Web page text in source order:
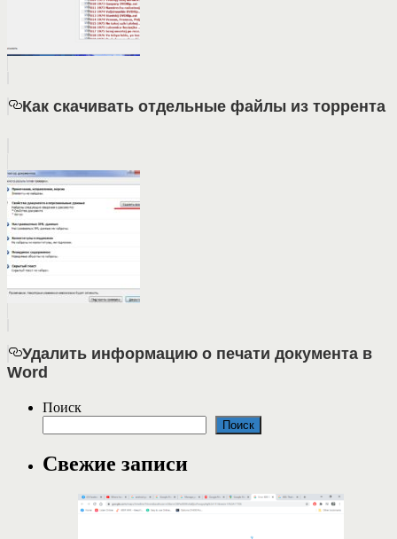
Как скачивать отдельные файлы из торрента
Удалить информацию о печати документа в
Word
Поиск
Поиск
Свежие записи